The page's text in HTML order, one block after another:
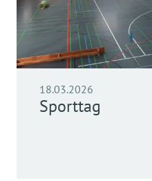
18.03.2026
Sporttag